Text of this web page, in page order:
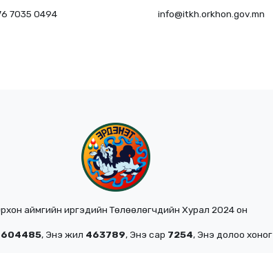
7035 0494 info@itkh.orkhon.gov.mn
аймгийн иргэдийн Төлөөлөгчдийн Хурал 2024 он
604485, Энэ жил 463789, Энэ сар 7254, Энэ долоо хоног